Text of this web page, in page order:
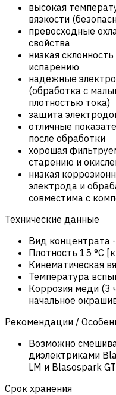
высокая
вязкости
превосходные
свойства
низкая
испарению
надежные
(обработка с
плотностью тока)
защита
отличные
после обработки
хорошая
старению и
низкая
электрода и
совместима с
Технические данные
Вид концентрата -
Плотность 15 °C
Кинематическая
Температура
Коррозия меди (3
начальное
Рекомендации /
Возможно
диэлектриками
LM и Blasospark
Срок хранения